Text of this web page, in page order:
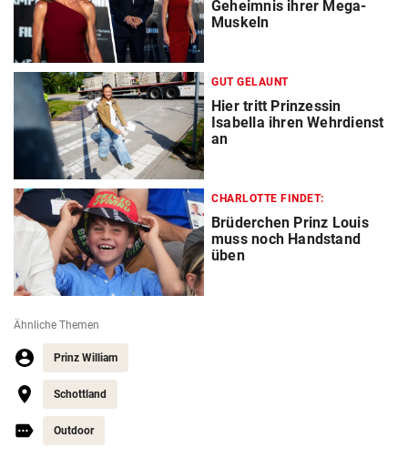
Geheimnis ihrer Mega-
Muskeln
GUT GELAUNT
Hier tritt Prinzessin
Isabella ihren Wehrdienst
an
CHARLOTTE FINDET:
Brüderchen Prinz Louis
muss noch Handstand
üben
Ähnliche Themen
Prinz William
Schottland
Outdoor